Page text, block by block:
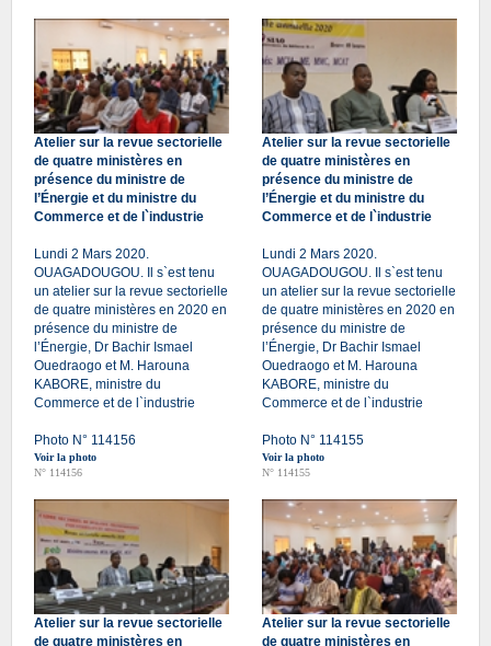
Atelier sur la revue sectorielle
de quatre ministères en
présence du ministre de
l’Énergie et du ministre du
Commerce et de l`industrie
Lundi 2 Mars 2020.
OUAGADOUGOU. Il s`est tenu
un atelier sur la revue sectorielle
de quatre ministères en 2020 en
présence du ministre de
l’Énergie, Dr Bachir Ismael
Ouedraogo et M. Harouna
KABORE, ministre du
Commerce et de l`industrie
Photo N° 114156
Voir la photo
N° 114156
Atelier sur la revue sectorielle
de quatre ministères en
présence du ministre de
l’Énergie et du ministre du
Commerce et de l`industrie
Lundi 2 Mars 2020.
OUAGADOUGOU. Il s`est tenu
un atelier sur la revue sectorielle
de quatre ministères en 2020 en
présence du ministre de
l’Énergie, Dr Bachir Ismael
Ouedraogo et M. Harouna
KABORE, ministre du
Commerce et de l`industrie
Photo N° 114155
Voir la photo
N° 114155
Atelier sur la revue sectorielle
de quatre ministères en
Atelier sur la revue sectorielle
de quatre ministères en